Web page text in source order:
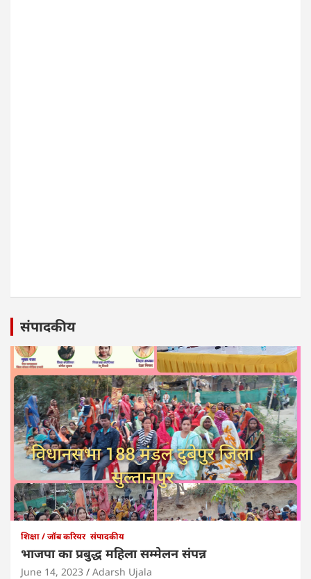
संपादकीय
शिक्षा / जॉब करियर संपादकीय
भाजपा का प्रबुद्ध महिला सम्मेलन संपन्न
June 14, 2023 Adarsh Ujala